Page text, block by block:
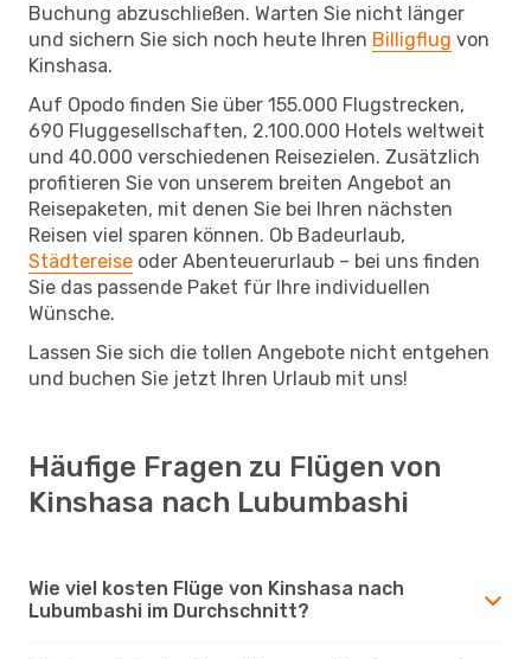
Buchung abzuschließen. Warten Sie nicht länger
und sichern Sie sich noch heute Ihren Billigflug von
Kinshasa.
Auf Opodo finden Sie über 155.000 Flugstrecken,
690 Fluggesellschaften, 2.100.000 Hotels weltweit
und 40.000 verschiedenen Reisezielen. Zusätzlich
profitieren Sie von unserem breiten Angebot an
Reisepaketen, mit denen Sie bei Ihren nächsten
Reisen viel sparen können. Ob Badeurlaub,
Städtereise oder Abenteuerurlaub – bei uns finden
Sie das passende Paket für Ihre individuellen
Wünsche.
Lassen Sie sich die tollen Angebote nicht entgehen
und buchen Sie jetzt Ihren Urlaub mit uns!
Häufige Fragen zu Flügen von
Kinshasa nach Lubumbashi
Wie viel kosten Flüge von Kinshasa nach
Lubumbashi im Durchschnitt?